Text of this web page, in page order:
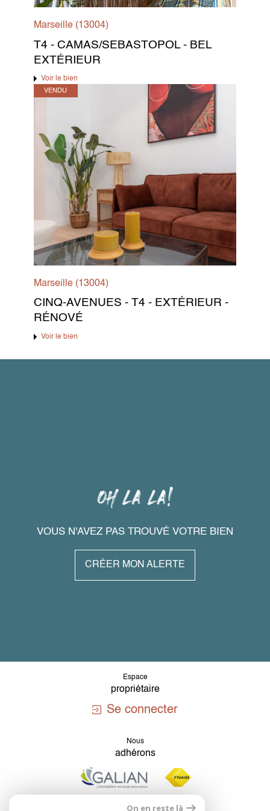
Marseille (13004)
T4 - CAMAS/SEBASTOPOL - BEL
EXTÉRIEUR
Voir le bien
VENDU
Marseille (13004)
CINQ-AVENUES - T4 - EXTÉRIEUR -
RÉNOVÉ
Voir le bien
VOUS N'AVEZ PAS TROUVÉ VOTRE BIEN
CRÉER MON ALERTE
Espace
propriétaire
Se connecter
Nous
adhérons
On en reste là